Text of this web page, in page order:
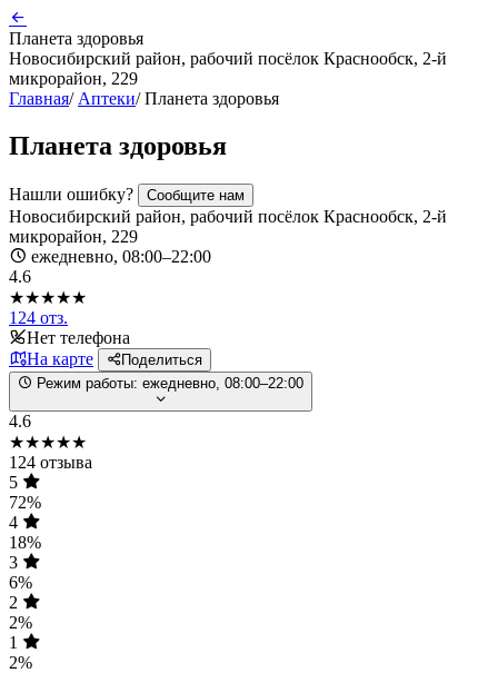
Планета здоровья
Новосибирский район, рабочий посёлок Краснообск, 2-й
микрорайон, 229
Главная/ Аптеки/ Планета здоровья
Планета здоровья
Нашли ошибку? Сообщите нам
Новосибирский район, рабочий посёлок Краснообск, 2-й
микрорайон, 229
ежедневно, 08:00–22:00
4.6
★★★★★
124 отз.
Нет телефона
На карте
Поделиться
Режим работы: ежедневно, 08:00–22:00
4.6
★★★★★
124 отзыва
5
72%
4
18%
3
6%
2
2%
1
2%